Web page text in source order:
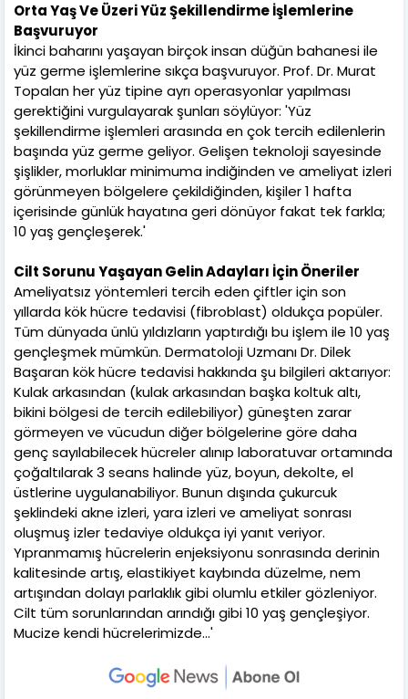
Orta Yaş Ve Üzeri Yüz Şekillendirme İşlemlerine
Başvuruyor
İkinci baharını yaşayan birçok insan düğün bahanesi ile
yüz germe işlemlerine sıkça başvuruyor. Prof. Dr. Murat
Topalan her yüz tipine ayrı operasyonlar yapılması
gerektiğini vurgulayarak şunları söylüyor: 'Yüz
şekillendirme işlemleri arasında en çok tercih edilenlerin
başında yüz germe geliyor. Gelişen teknoloji sayesinde
şişlikler, morluklar minimuma indiğinden ve ameliyat izleri
görünmeyen bölgelere çekildiğinden, kişiler 1 hafta
içerisinde günlük hayatına geri dönüyor fakat tek farkla;
10 yaş gençleşerek.'
Cilt Sorunu Yaşayan Gelin Adayları İçin Öneriler
Ameliyatsız yöntemleri tercih eden çiftler için son
yıllarda kök hücre tedavisi (fibroblast) oldukça popüler.
Tüm dünyada ünlü yıldızların yaptırdığı bu işlem ile 10 yaş
gençleşmek mümkün. Dermatoloji Uzmanı Dr. Dilek
Başaran kök hücre tedavisi hakkında şu bilgileri aktarıyor:
Kulak arkasından (kulak arkasından başka koltuk altı,
bikini bölgesi de tercih edilebiliyor) güneşten zarar
görmeyen ve vücudun diğer bölgelerine göre daha
genç sayılabilecek hücreler alınıp laboratuvar ortamında
çoğaltılarak 3 seans halinde yüz, boyun, dekolte, el
üstlerine uygulanabiliyor. Bunun dışında çukurcuk
şeklindeki akne izleri, yara izleri ve ameliyat sonrası
oluşmuş izler tedaviye oldukça iyi yanıt veriyor.
Yıpranmamış hücrelerin enjeksiyonu sonrasında derinin
kalitesinde artış, elastikiyet kaybında düzelme, nem
artışından dolayı parlaklık gibi olumlu etkiler gözleniyor.
Cilt tüm sorunlarından arındığı gibi 10 yaş gençleşiyor.
Mucize kendi hücrelerimizde...'